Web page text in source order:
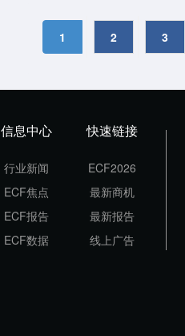
1 2 3
信息中心
行业新闻
ECF焦点
ECF报告
ECF数据
快速链接
ECF2026
最新商机
最新报告
线上广告